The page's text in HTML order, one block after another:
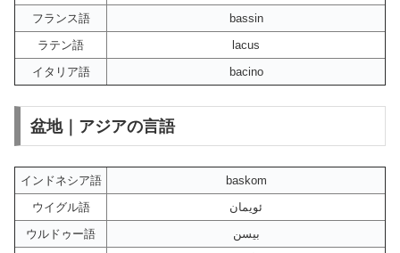
フランス語
bassin
ラテン語
lacus
イタリア語
bacino
盆地｜アジアの言語
インドネシア語
baskom
ウイグル語
ئويمان
ウルドゥー語
بیسن